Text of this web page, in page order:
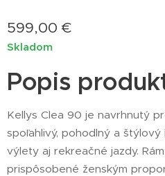
599,00 €
Skladom
Popis
Kellys Clea 90 je navrhnutý
spoľahlivý, pohodlný a
výlety aj rekreačné jazdy.
prispôsobené ženským